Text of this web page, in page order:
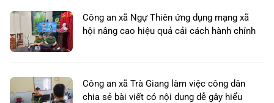
Công an xã Ngự Thiên ứng dụng mạng xã
hội nâng cao hiệu quả cải cách hành chính
Công an xã Trà Giang làm việc công dân
chia sẻ bài viết có nội dung dễ gây hiểu